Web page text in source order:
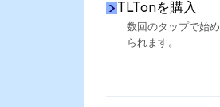
TLTonを購入
数回のタップで始め
られます。